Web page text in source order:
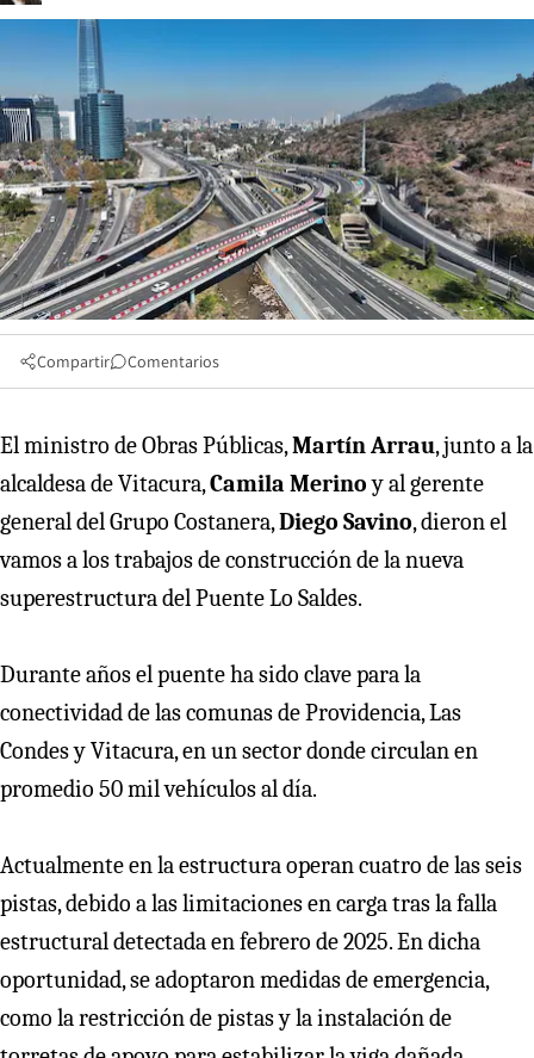
Compartir Comentarios
El ministro de Obras Públicas,Martín Arrau, junto a la
alcaldesa de Vitacura,Camila Merinoy al gerente
general del Grupo Costanera,Diego Savino, dieron el
vamos a los trabajos de construcción de la nueva
superestructura del Puente Lo Saldes.
Durante años el puente ha sido clave para la
conectividad de las comunas de Providencia, Las
Condes y Vitacura, en un sector donde circulan en
promedio 50 mil vehículos al día.
Actualmente en la estructura operan cuatro de las seis
pistas, debido a las limitaciones en carga tras la falla
estructural detectada en febrero de 2025. En dicha
oportunidad, se adoptaron medidas de emergencia,
como la restricción de pistas y la instalación de